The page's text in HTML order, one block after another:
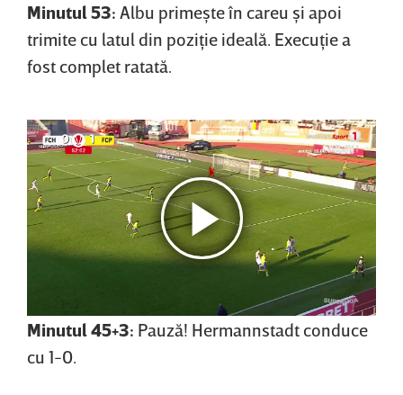
Minutul 53: Albu primeşte în careu şi apoi
trimite cu latul din poziţie ideală. Execuţie a
fost complet ratată.
Minutul 45+3: Pauză! Hermannstadt conduce
cu 1-0.